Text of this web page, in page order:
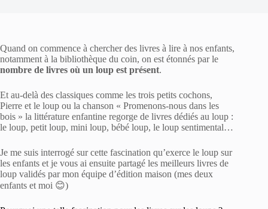
Quand on commence à chercher des livres à lire à nos enfants,
notamment à la bibliothèque du coin, on est étonnés par le
nombre de livres où un loup est présent.
Et au-delà des classiques comme les trois petits cochons,
Pierre et le loup ou la chanson « Promenons-nous dans les
bois » la littérature enfantine regorge de livres dédiés au loup :
le loup, petit loup, mini loup, bébé loup, le loup sentimental…
Je me suis interrogé sur cette fascination qu’exerce le loup sur
les enfants et je vous ai ensuite partagé les meilleurs livres de
loup validés par mon équipe d’édition maison (mes deux
enfants et moi 😊)